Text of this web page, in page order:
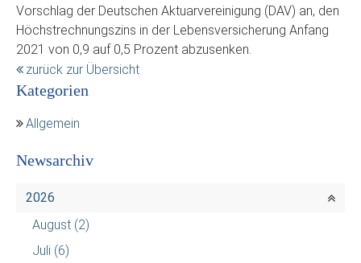
Vorschlag der Deutschen Aktuarvereinigung (DAV) an, den
Höchstrechnungszins in der Lebensversicherung Anfang
2021 von 0,9 auf 0,5 Prozent abzusenken.
zurück zur Übersicht
Kategorien
Allgemein
Newsarchiv
2026
August (2)
Juli (6)